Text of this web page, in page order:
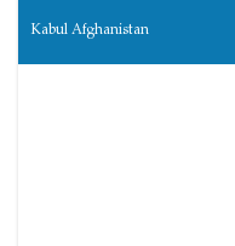
Kabul Afghanistan